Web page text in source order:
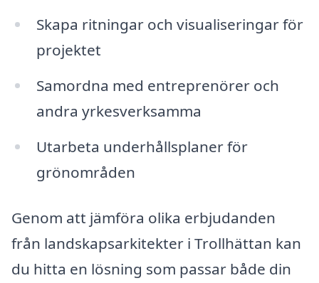
Skapa ritningar och visualiseringar för
projektet
Samordna med entreprenörer och
andra yrkesverksamma
Utarbeta underhållsplaner för
grönområden
Genom att jämföra olika erbjudanden
från landskapsarkitekter i Trollhättan kan
du hitta en lösning som passar både din